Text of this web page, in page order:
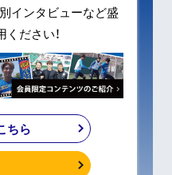
インタビューなど盛
ださい！
ちら